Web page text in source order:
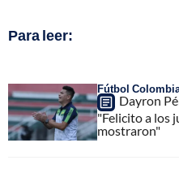
Para leer:
Fútbol
Dayron
"Felicito a los
mostraron"